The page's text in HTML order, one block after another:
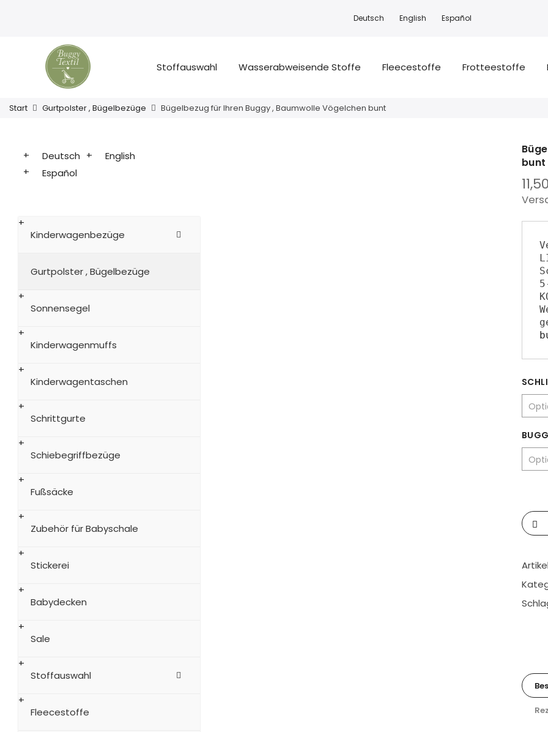
Deutsch English Español
Stoffauswahl Wasserabweisende Stoffe Fleecestoffe Frotteestoffe
Start Gurtpolster , Bügelbezüge Bügelbezug für Ihren Buggy , Baumwolle Vögelchen bunt
bunt
11,50
Deutsch
English
Español
Kinderwagenbezüge
Gurtpolster , Bügelbezüge
Sonnensegel
Kinderwagenmuffs
Kinderwagentaschen
Schrittgurte
Schiebegriffbezüge
Fußsäcke
Zubehör für Babyschale
Stickerei
Babydecken
Sale
Stoffauswahl
Fleecestoffe